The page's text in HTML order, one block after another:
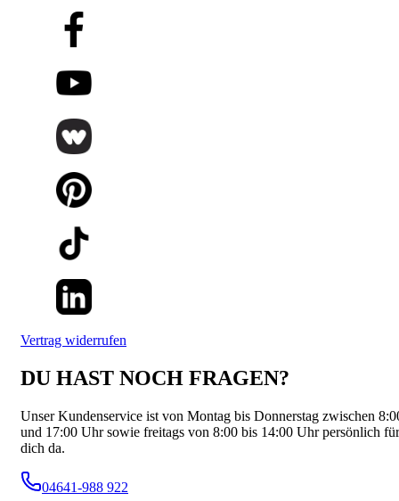
Vertrag widerrufen
DU HAST NOCH FRAGEN?
Unser Kundenservice ist von Montag bis Donnerstag zwischen
und 17:00 Uhr sowie freitags von 8:00 bis 14:00 Uhr persönlich für
dich da.
04641-988 922